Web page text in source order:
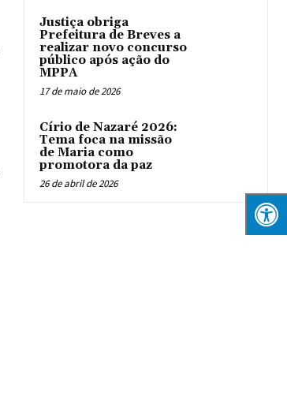
Justiça obriga
Prefeitura de Breves a
realizar novo concurso
público após ação do
MPPA
17 de maio de 2026
Círio de Nazaré 2026:
Tema foca na missão
de Maria como
promotora da paz
26 de abril de 2026